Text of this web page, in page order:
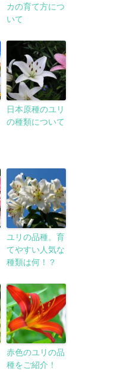
カの育て方につ
いて
日本原種のユリ
の種類について
ユリの品種。育
てやすい人気な
種類は何！？
赤色のユリの品
種をご紹介！